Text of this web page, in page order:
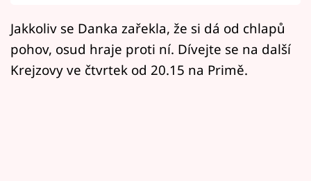
Mámy sobě
Přihlášení
Jakkoliv se Danka zařekla, že si dá od chlapů
pohov, osud hraje proti ní. Dívejte se na další
Krejzovy ve čtvrtek od 20.15 na Primě.